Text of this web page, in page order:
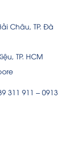
Châu, TP. Đà
TP. HCM
311 911 – 0913